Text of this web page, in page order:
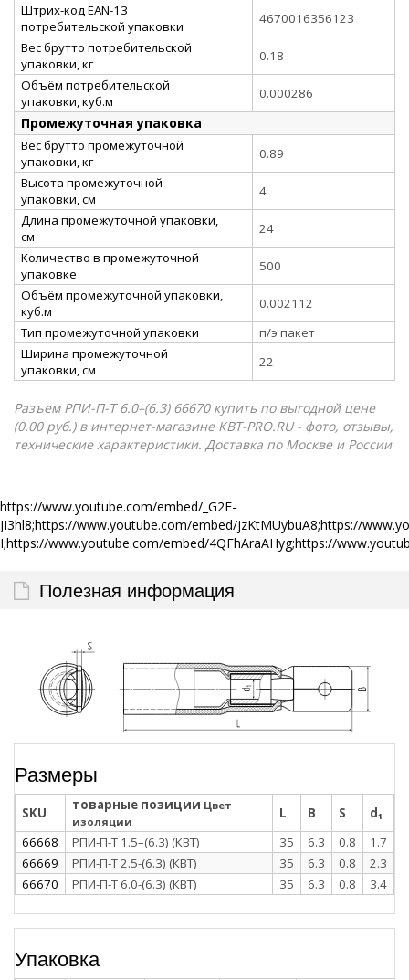
Штрих-код EAN-13
потребительской упаковки
4670016356123
Вес брутто потребительской
упаковки, кг
0.18
Объём потребительской
упаковки, куб.м
0.000286
Промежуточная упаковка
Вес брутто промежуточной
упаковки, кг
0.89
Высота промежуточной
упаковки, см
4
Длина промежуточной упаковки,
см
24
Количество в промежуточной
упаковке
500
Объём промежуточной упаковки,
куб.м
0.002112
Тип промежуточной упаковки
п/э пакет
Ширина промежуточной
упаковки, см
22
Разъем РПИ-П-Т 6.0–(6.3) 66670 купить по выгодной цене
(0.00 руб.) в интернет-магазине КВТ-PRO.RU - фото, отзывы,
технические характеристики. Доставка по Москве и России
https://www.youtube.com/embed/_G2E-
JI3hl8;https://www.youtube.com/embed/jzKtMUybuA8;https://
I;https://www.youtube.com/embed/4QFhAraAHyg;https://
Полезная информация
Размеры
SKU товарные позиции Цвет
изоляции
L B S
d₁
66668
РПИ-П-Т 1.5–(6.3) (КВТ) 35 6.3 0.8
1.7
66669
РПИ-П-Т 2.5-(6.3) (КВТ) 35 6.3 0.8
2.3
66670
РПИ-П-Т 6.0-(6.3) (КВТ) 35 6.3 0.8 3.4
Упаковка